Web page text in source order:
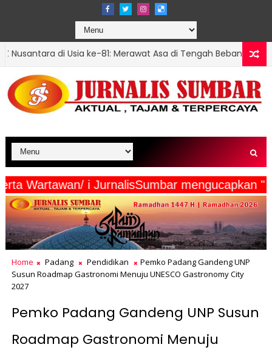
ke-81: Merawat Asa di Tengah Beban dan Harapan NASIONAL
Beserta Wartawan/ i JurnalisSumbar
Home Padang Pendidikan
Pemko Padang Gandeng UNP
Susun Roadmap Gastronomi Menuju UNESCO Gastronomy City
2027
Pemko Padang Gandeng UNP Susun
Roadmap Gastronomi Menuju